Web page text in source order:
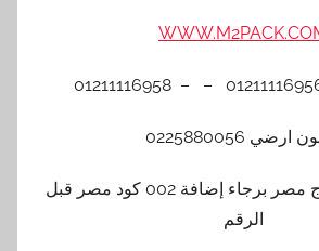
ارضي 0225880056
وللإتصال من خارج مصر برجاء إضافة 002 كود مصر قبل
الرقم